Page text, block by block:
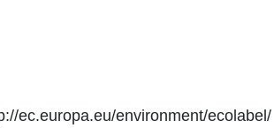
ec.europa.eu/environment/ecolabel/